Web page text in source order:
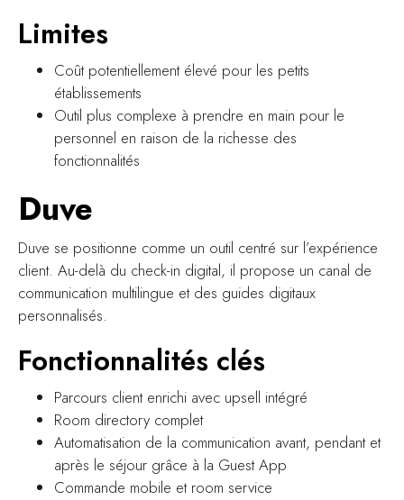
Limites
Coût potentiellement élevé pour les petits
établissements
Outil plus complexe à prendre en main pour le
personnel en raison de la richesse des
fonctionnalités
Duve
Duve se positionne comme un outil centré sur l’expérience
client. Au-delà du check-in digital, il propose un canal de
communication multilingue et des guides digitaux
personnalisés.
Fonctionnalités clés
Parcours client enrichi avec upsell intégré
Room directory complet
Automatisation de la communication avant, pendant et
après le séjour grâce à la Guest App
Commande mobile et room service